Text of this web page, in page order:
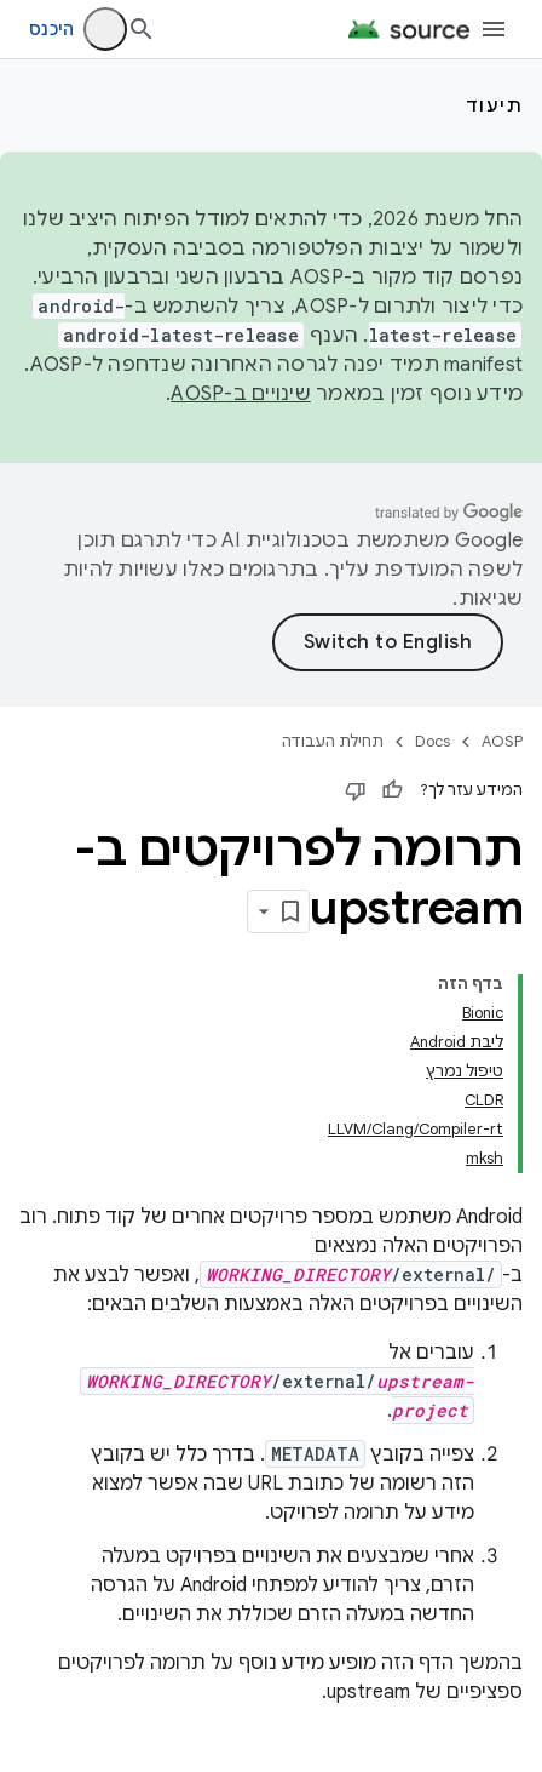
היכנס
תיעוד
החל משנת 2026, כדי להתאים למודל הפיתוח היציב שלנו
ולשמור על יציבות הפלטפורמה בסביבה העסקית,
נפרסם קוד מקור ב-AOSP ברבעון השני וברבעון הרביעי.
כדי ליצור ולתרום ל-AOSP, צריך להשתמש ב-
android-
latest-release. הענף android-latest-release
manifest תמיד יפנה לגרסה האחרונה שנדחפה ל-AOSP.
מידע נוסף זמין במאמר שינויים ב-AOSP .
‫Google משתמשת בטכנולוגיית AI כדי לתרגם תוכן
לשפה המועדפת עליך. בתרגומים כאלו עשויות להיות
שגיאות.
AOSP
Docs תחילת העבודה
המידע עזר לך?
תרומה לפרויקטים ב-
upstream
בדף הזה
Bionic
ליבת Android
טיפול נמרץ
CLDR
LLVM/Clang/Compiler-rt
mksh
‫Android משתמש במספר פרויקטים אחרים של קוד פתוח. רוב
הפרויקטים האלה נמצאים
ב-
WORKING_DIRECTORY/external/
, ואפשר לבצע את
השינויים בפרויקטים האלה באמצעות השלבים הבאים:
עוברים אל
WORKING_DIRECTORY/external/upstream-
project
.
צפייה בקובץ METADATA . בדרך כלל יש בקובץ
הזה רשומה של כתובת URL שבה אפשר למצוא
מידע על תרומה לפרויקט.
אחרי שמבצעים את השינויים בפרויקט במעלה
הזרם, צריך להודיע למפתחי Android על הגרסה
החדשה במעלה הזרם שכוללת את השינויים.
בהמשך הדף הזה מופיע מידע נוסף על תרומה לפרויקטים
ספציפיים של upstream.